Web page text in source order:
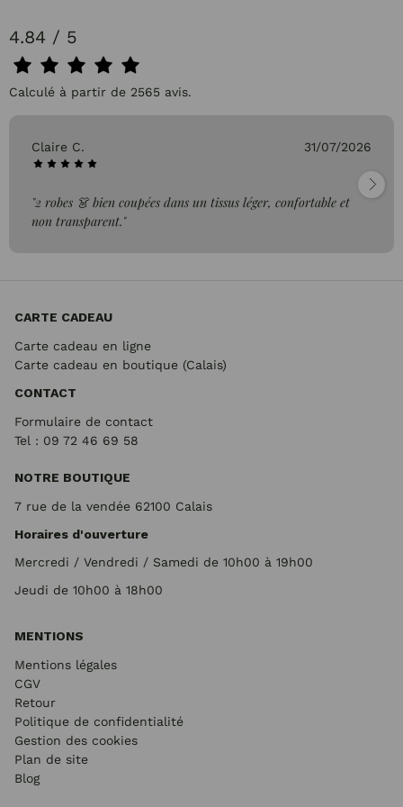
4.84 / 5
Calculé à partir de 2565 avis.
Claire C. 31/07/2026
"2 robes 👗 bien coupées dans un tissus léger, confortable et
non transparent."
CARTE CADEAU
Carte cadeau en ligne
Carte cadeau en boutique (Calais)
CONTACT
Formulaire de contact
Tel : 09 72 46 69 58
NOTRE BOUTIQUE
7 rue de la vendée 62100 Calais
Horaires d'ouverture
Mercredi / Vendredi / Samedi de 10h00 à 19h00
Jeudi de 10h00 à 18h00
MENTIONS
Mentions légales
CGV
Retour
Politique de confidentialité
Gestion des cookies
Plan de site
Blog